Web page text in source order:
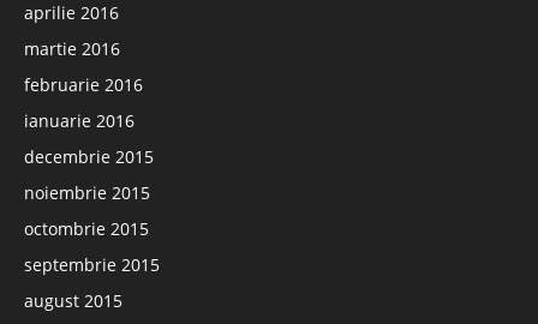
aprilie 2016
martie 2016
februarie 2016
ianuarie 2016
decembrie 2015
noiembrie 2015
octombrie 2015
septembrie 2015
august 2015